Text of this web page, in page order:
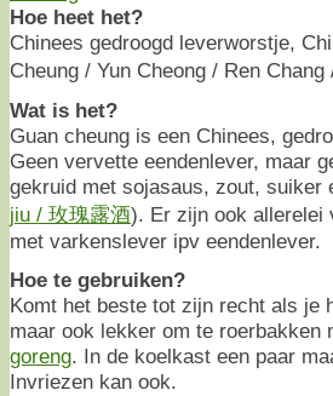
Hoe heet het?
Chinees gedroogd leverworstje,
Cheung / Yun Cheong / Ren Chang
Wat is het?
Guan cheung is een Chinees,
Geen vervette eendenlever, maar
gekruid met sojasaus, zout, suiker
jiu / 玫瑰露酒). Er zijn ook allerelei
met varkenslever ipv eendenlever.
Hoe te gebruiken?
Komt het beste tot zijn recht als je
maar ook lekker om te
goreng. In de koelkast een paar
Invriezen kan ook.